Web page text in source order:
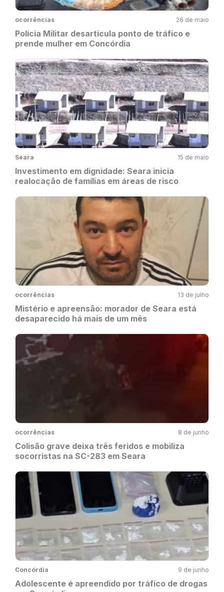
ocorrências 26 de maio
Polícia Militar desarticula ponto de tráfico e
prende mulher em Concórdia
Seara 15 de maio
Investimento em dignidade: Seara inicia
realocação de famílias em áreas de risco
ocorrências 13 de julho
Mistério e apreensão: morador de Seara está
desaparecido há mais de um mês
ocorrências 8 de junho
Colisão grave deixa três feridos e mobiliza
socorristas na SC-283 em Seara
Concórdia 9 de junho
Adolescente é apreendido por tráfico de drogas